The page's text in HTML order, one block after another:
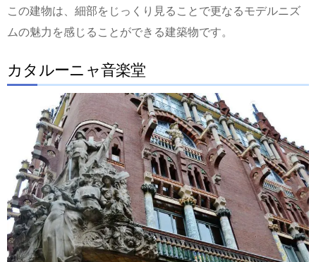
この建物は、細部をじっくり見ることで更なるモデルニズ
ムの魅力を感じることができる建築物です。
カタルーニャ音楽堂